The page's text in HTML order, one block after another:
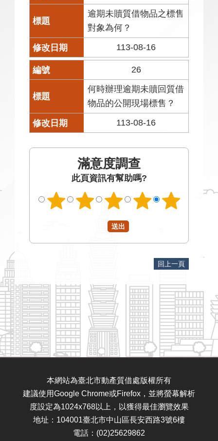
逾期未贖質借物品之標售
對象為何？
113-08-16
26
何時辦理逾期未贖回質借
物品的公開現場標售？
113-08-16
滿意度調查
此頁資訊有幫助嗎?
回上一頁
本網站為臺北市動產質借處版權所有
建議使用Google Chrome或Firefox，並將螢幕解析
度設定為1024x768以上，以獲得最佳瀏覽效果
地址：104001臺北市中山區長安西路3號6樓
電話：(02)25629862